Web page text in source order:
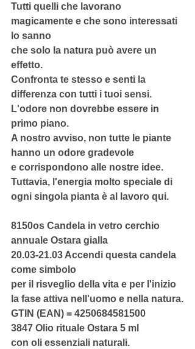
Tutti quelli che lavorano
magicamente e che sono interessati
lo sanno
che solo la natura può avere un
effetto.
Confronta te stesso e senti la
differenza con tutti i tuoi sensi.
L'odore non dovrebbe essere in
primo piano.
A nostro avviso, non tutte le piante
hanno un odore gradevole
e corrispondono alle nostre idee.
Tuttavia, l'energia molto speciale di
ogni singola pianta è al lavoro qui.
8150os Candela in vetro cerchio
annuale Ostara gialla
20.03-21.03 Accendi questa candela
come simbolo
per il risveglio della vita e per l'inizio
la fase attiva nell'uomo e nella natura.
GTIN (EAN) = 4250684581500
3847 Olio rituale Ostara 5 ml
con oli essenziali naturali.